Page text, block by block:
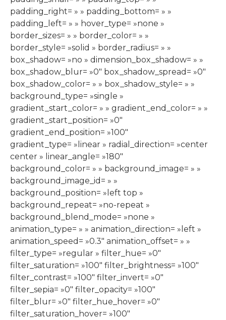
padding_right= » » padding_bottom= » »
padding_left= » » hover_type= »none »
border_sizes= » » border_color= » »
border_style= »solid » border_radius= » »
box_shadow= »no » dimension_box_shadow= » »
box_shadow_blur= »0″ box_shadow_spread= »0″
box_shadow_color= » » box_shadow_style= » »
background_type= »single »
gradient_start_color= » » gradient_end_color= » »
gradient_start_position= »0″
gradient_end_position= »100″
gradient_type= »linear » radial_direction= »center
center » linear_angle= »180″
background_color= » » background_image= » »
background_image_id= » »
background_position= »left top »
background_repeat= »no-repeat »
background_blend_mode= »none »
animation_type= » » animation_direction= »left »
animation_speed= »0.3″ animation_offset= » »
filter_type= »regular » filter_hue= »0″
filter_saturation= »100″ filter_brightness= »100″
filter_contrast= »100″ filter_invert= »0″
filter_sepia= »0″ filter_opacity= »100″
filter_blur= »0″ filter_hue_hover= »0″
filter_saturation_hover= »100″